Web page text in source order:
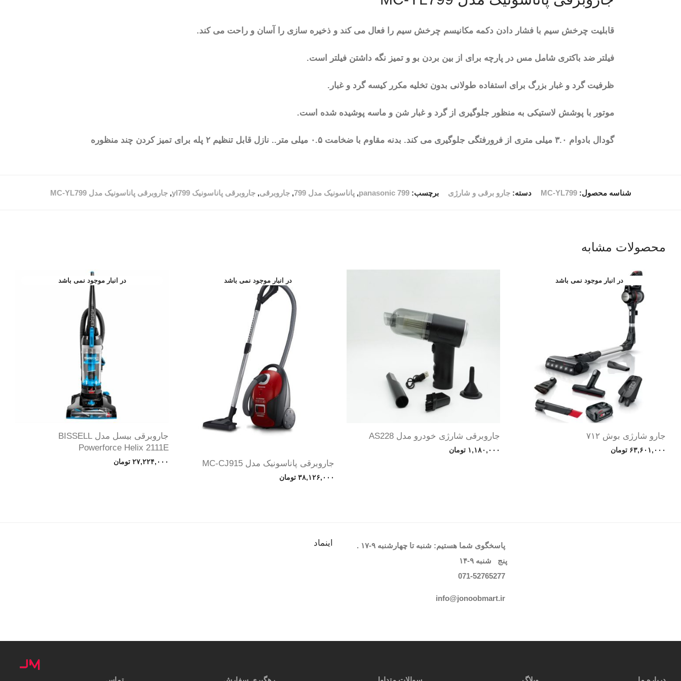
قابلیت چرخش سیم با فشار دادن دکمه مکانیسم چرخش سیم را فعال می کند و ذخیره سازی را آسان و راحت می کند.
فیلتر ضد باکتری شامل مس در پارچه برای از بین بردن بو و تمیز نگه داشتن فیلتر است.
ظرفیت گرد و غبار بزرگ برای استفاده طولانی بدون تخلیه مکرر کیسه گرد و غبار.
موتور با پوشش لاستیکی به منظور جلوگیری از گرد و غبار شن و ماسه پوشیده شده است.
گودال بادوام ۳.۰ میلی متری از فرورفتگی جلوگیری می کند. بدنه مقاوم با ضخامت ۰.۵ میلی متر.. نازل قابل تنظیم ۲ پله برای تمیز کردن چند منظوره
شناسه محصول:MC-YL799 دسته:جارو برقی و شارژی برچسب:panasonic 799
,پاناسونیک مدل 799 ,جاروبرقی,جاروبرقی پاناسونیک yl799 ,جاروبرقی پاناسونیک مدل MC-YL799
محصولات مشابه
جارو شارژی بوش ۷۱۲
۶۳,۶۰۱,۰۰۰ تومان
جاروبرقی شارژی خودرو مدل AS228
۱,۱۸۰,۰۰۰ تومان
جاروبرقی پاناسونیک مدل MC-CJ915
۳۸,۱۲۶,۰۰۰ تومان
جاروبرقی بیسل مدل BISSELL
Powerforce Helix 2111E
۲۷,۲۲۴,۰۰۰ تومان
پاسخگوی شما هستیم: شنبه تا چهارشنبه۹-۱۷
.
پنج شنبه۹-۱۴
071-52765277
info@jonoobmart.ir
اینماد